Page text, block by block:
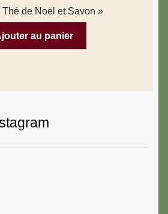
Thé de Noël et Savon »
au panier